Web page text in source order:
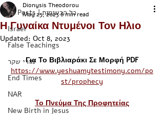
All Posts | כל הרשומות
Israel
False Teachings
מורי שקר
End Times
NAR
New Birth in Jesus
Η Γυναίκα Ντυμένοι Τον Ηλιο
Dionysis Theodorou
May 25, 20236 min read
Updated: Oct 8, 2023
Για Το Βιβλιαράκι Σε Μορφή PDF
https://www.yeshuamytestimony.com/po
st/prophecy
Tο Πνεύμα Της Προφητείας